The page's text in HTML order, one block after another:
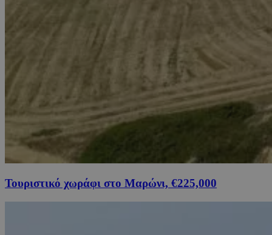
Τουριστικό χωράφι στο Μαρώνι, €225,000